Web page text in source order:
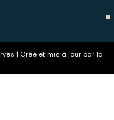
| Créé et mis à jour par la